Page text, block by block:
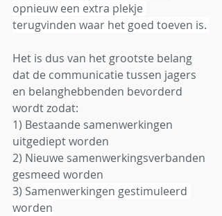
opnieuw een extra plekje
terugvinden waar het goed toeven is.
Het is dus van het grootste belang
dat de communicatie tussen jagers
en belanghebbenden bevorderd
wordt zodat:
1) Bestaande samenwerkingen
uitgediept worden
2) Nieuwe samenwerkingsverbanden
gesmeed worden
3) Samenwerkingen gestimuleerd
worden